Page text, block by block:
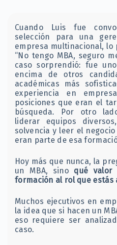
Cuando Luis fue
selección para una
empresa multinacional,
“No tengo MBA, seguro
caso sorprendió: fue
encima de otros
académicas más
experiencia en
posiciones que eran el
búsqueda. Por otro
liderar equipos
solvencia y leer el
eran parte de esa
Hoy más que nunca, la
un MBA, sino qué valor
formación al rol que estás
Muchos ejecutivos en
la idea que si hacen un
eso requiere ser
caso.